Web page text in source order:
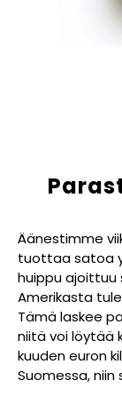
Äänestimme
tuottaa satoa
huippu ajoittuu
Amerikasta
Tämä laskee
niitä voi löytää
kuuden euron
Suomessa,